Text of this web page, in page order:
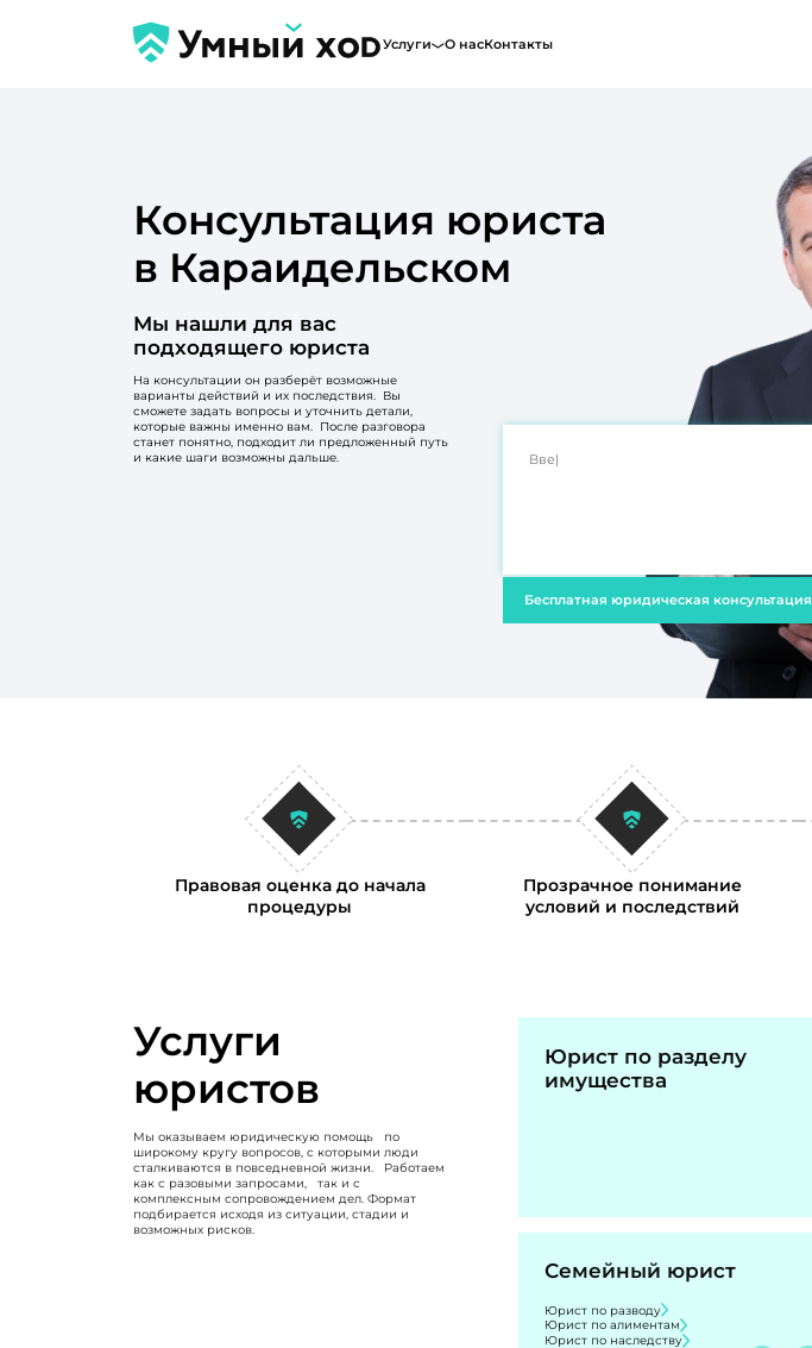
Услуги О насКонтакты
Консультация юриста
в Караидельском
Мы нашли для вас
подходящего юриста
На консультации он разберёт возможные
варианты действий и их последствия. Вы
сможете задать вопросы и уточнить детали,
которые важны именно вам. После разговора
станет понятно, подходит ли предложенный путь
и какие шаги возможны дальше.
Бесплатная юридическая консультация
Правовая оценка до начала
процедуры
Прозрачное понимание
условий и последствий
Услуги
юристов
Мы оказываем юридическую помощь по
широкому кругу вопросов, с которыми люди
сталкиваются в повседневной жизни. Работаем
как с разовыми запросами, так и с
комплексным сопровождением дел. Формат
подбирается исходя из ситуации, стадии и
возможных рисков.
Юрист по разделу
имущества
Семейный юрист
Юрист по разводу
Юрист по алиментам
Юрист по наследству